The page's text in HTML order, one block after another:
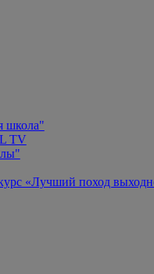
школа"
TV
«Лучший поход